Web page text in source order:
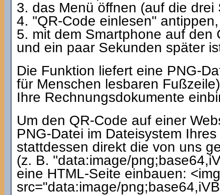
3. das Menü öffnen (auf die
4. "QR-Code einlesen" antippen,
5. mit dem Smartphone auf den
und ein paar Sekunden später
Die Funktion liefert eine PNG-
für Menschen lesbaren
Ihre Rechnungsdokumente
Um den QR-Code auf einer
PNG-Datei im Dateisystem
stattdessen direkt die von uns
(z. B. "data:image/
eine HTML-Seite einbauen:
src="data:image/